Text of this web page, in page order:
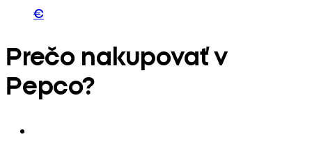
€
Prečo nakupovať v
Pepco?